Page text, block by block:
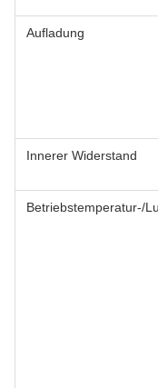
Aufladung
Innerer Widerstand
Betriebstemperatur-/